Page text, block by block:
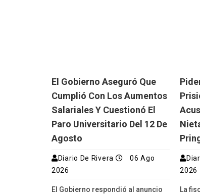
El Gobierno Aseguró Que
Cumplió Con Los Aumentos
Salariales Y Cuestionó El
Paro Universitario Del 12 De
Agosto
Diario De Rivera
06 Ago
2026
El Gobierno respondió al anuncio
2026
La